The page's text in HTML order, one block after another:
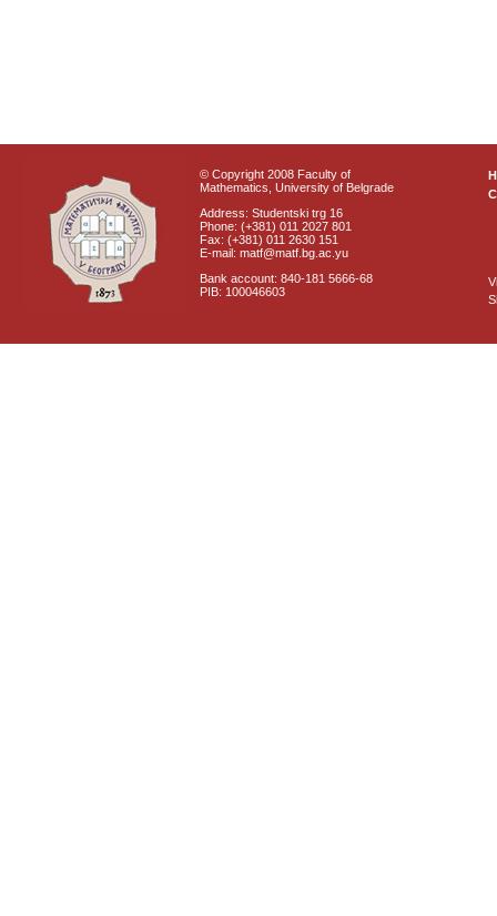
© Copyright 2008 Faculty of
Mathematics, University of Belgrade
Address: Studentski trg 16
Phone: (+381) 011 2027 801
Fax: (+381) 011 2630 151
E-mail: matf@matf.bg.ac.yu
Bank account: 840-181 5666-68
PIB: 100046603